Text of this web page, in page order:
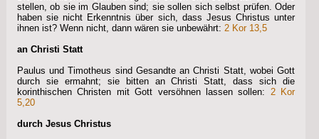
stellen, ob sie im Glauben sind; sie sollen sich selbst prüfen. Oder
haben sie nicht Erkenntnis über sich, dass Jesus Christus unter
ihnen ist? Wenn nicht, dann wären sie unbewährt: 2 Kor 13,5
an Christi Statt
Paulus und Timotheus sind Gesandte an Christi Statt, wobei Gott
durch sie ermahnt; sie bitten an Christi Statt, dass sich die
korinthischen Christen mit Gott versöhnen lassen sollen: 2 Kor
5,20
durch Jesus Christus